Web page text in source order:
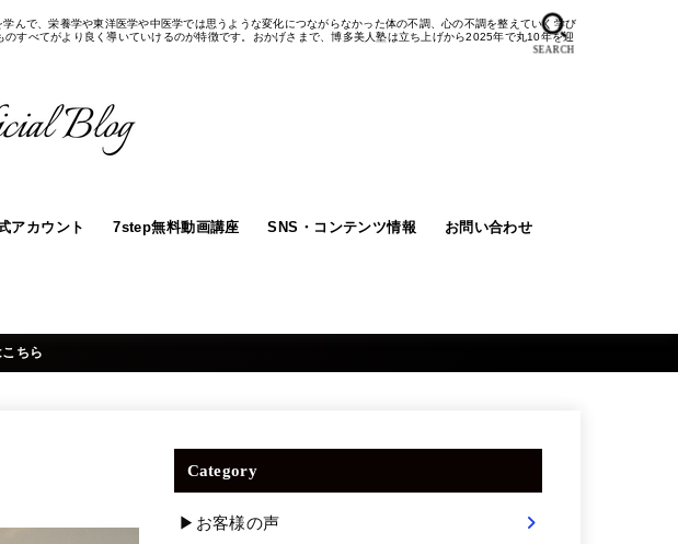
で、栄養学や東洋医学や中医学では思うような変化につながらなかった体の不調、心の不調を整えていく学び
すべてがより良く導いていけるのが特徴です。おかげさまで、博多美人塾は立ち上げから2025年で丸10年を迎
アカウント 7step無料動画講座 SNS・コンテンツ情報 お問い合わせ
SEARCH
ちら
Category
▶お客様の声